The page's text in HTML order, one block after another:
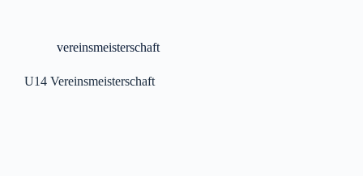
vereinsmeisterschaft
U14 Vereinsmeisterschaft